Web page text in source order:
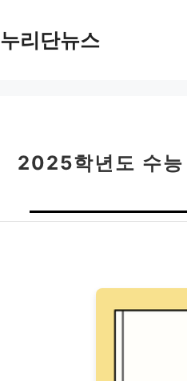
누리단뉴스
2025학년도 수능